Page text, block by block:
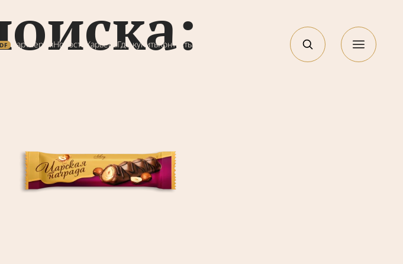
ПартнерамНовости КарьераГде купитьКонтакты